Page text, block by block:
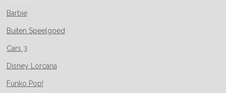
Barbie
Buiten Speelgoed
Cars 3
Disney Lorcana
Funko Pop!